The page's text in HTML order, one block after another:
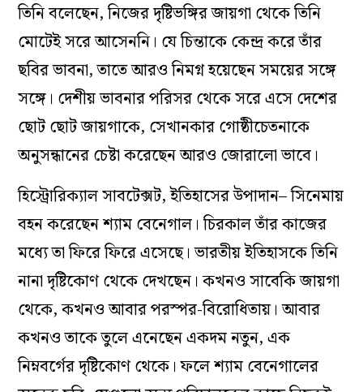
তিনি বলেছেন, নিজের দৃষ্টিভঙ্গির জায়গা থেকে তিনি
মোটেই সরে আসেননি। যে চিন্তাকে কেন্দ্র করে তাঁর
ছবির ভাবনা, তাতে আরও নিমগ্ন হয়েছেন সময়ের সঙ্গে
সঙ্গে। দেশীয় ভাবনার পরিসর থেকে সরে এসে দেশের
ছোট ছোট জায়গাকে, সেখানকার গোষ্ঠীচেতনাকে
অনুসন্ধানের চেষ্টা করেছেন আরও জোরালো ভাবে।
হিস্ট্রোরিক্যাল সাবটেক্সট, ইতিহাসের উপাদান– সিনেমায়
বহন করেছেন শ্যাম বেনেগাল। চিরকাল তাঁর কাজের
মধ্যে তা ফিরে ফিরে এসেছে। ভারতীয় ইতিহাসকে তিনি
নানা দৃষ্টিকোণ থেকে দেখছেন। কখনও সাবেকি জায়গা
থেকে, কখনও আবার পরস্পর-বিরোধিতায়। আবার
কখনও তাকে তুলে এনেছেন একদম নতুন, এক
নিম্নবর্গের দৃষ্টিকোণ থেকে। ফলে শ্যাম বেনেগালের